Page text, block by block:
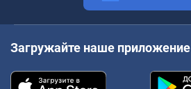
Загружайте наше приложение